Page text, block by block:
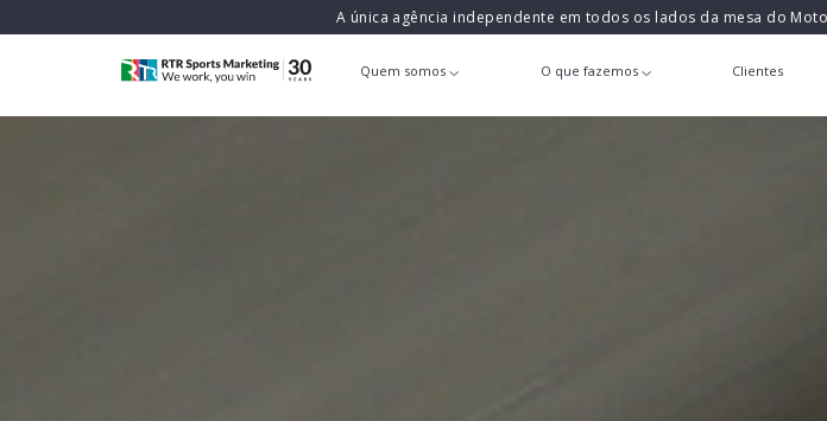
A única agência independente em todos os lados da mesa do
Quem somos O que fazemos Clientes